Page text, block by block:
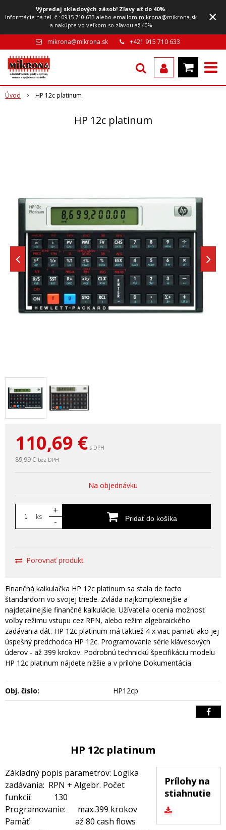
Výpredaj skladových zásob! Zľavy až do 40%.
Informácie na tel. č.:0915 710 633 alebo emailom mikrona@mikrona.sk
a nakúpte vo veľkom so zľavou až 40%
×
mikrona@mikrona.sk +421 915 710 633
Úvod HP 12c platinum
HP 12c platinum
110,69 € s DPH
89,99 € bez DPH
Na objednávku
ks
+
-
Pridať do košíka
Porovnať produkt
Finančná kalkulačka HP 12c platinum sa stala de facto
štandardom vo svojej triede. Zvláda najkomplexnejšie a
najdetailnejšie finančné kalkulácie. Užívatelia ocenia možnosť
voľby režimu vstupu cez RPN, alebo režim algebraického
zadávania dát. HP 12c platinum má taktiež 4 x viac pamäti ako jej
úspešný predchodca HP 12c. Programovanie série klávesových
úderov - až 399 krokov. Podrobnú technickú špecifikáciu modelu
HP 12c platinum nájdete nižšie a v prílohe Dokumentácia.
Obj. čislo: HP12cp
HP 12c platinum
Prílohy na
stiahnutie
Základný popis parametrov: Logika
zadávania: RPN + Algebr. Počet
funkcií: 130
Programovanie: max.399 krokov
Pamäť: až 80 cash flows